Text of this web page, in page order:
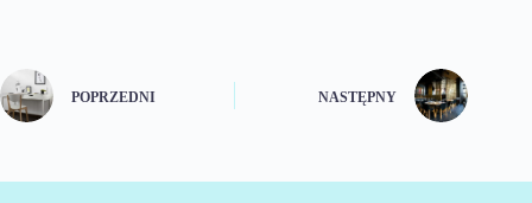
POPRZEDNI NASTĘPNY